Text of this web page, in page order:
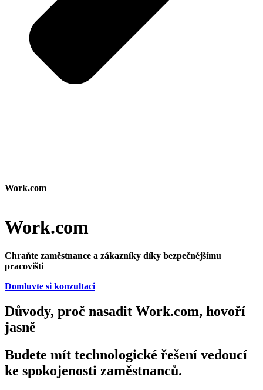
Work.com
Work.com
Chraňte zaměstnance a zákazníky díky bezpečnějšímu
pracovišti
Domluvte si konzultaci
Důvody, proč nasadit Work.com, hovoří
jasně
Budete mít technologické řešení vedoucí
ke spokojenosti zaměstnanců.